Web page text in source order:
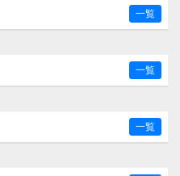
一覧
一覧
一覧